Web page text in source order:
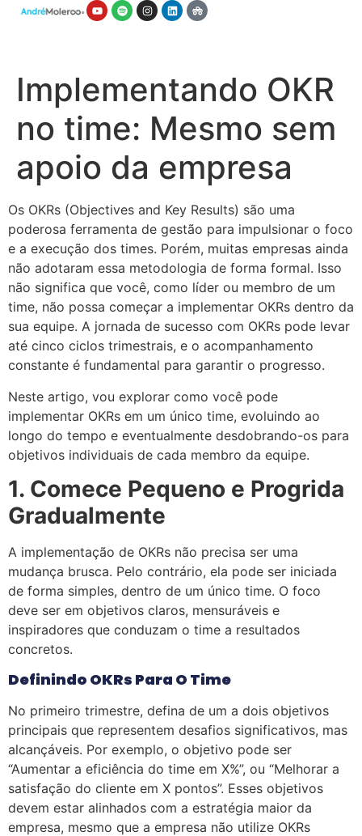
Implementando OKR
no time: Mesmo sem
apoio da empresa
Os OKRs (Objectives and Key Results) são uma
poderosa ferramenta de gestão para impulsionar o foco
e a execução dos times. Porém, muitas empresas ainda
não adotaram essa metodologia de forma formal. Isso
não significa que você, como líder ou membro de um
time, não possa começar a implementar OKRs dentro da
sua equipe. A jornada de sucesso com OKRs pode levar
até cinco ciclos trimestrais, e o acompanhamento
constante é fundamental para garantir o progresso.
Neste artigo, vou explorar como você pode
implementar OKRs em um único time, evoluindo ao
longo do tempo e eventualmente desdobrando-os para
objetivos individuais de cada membro da equipe.
1. Comece Pequeno e Progrida
Gradualmente
A implementação de OKRs não precisa ser uma
mudança brusca. Pelo contrário, ela pode ser iniciada
de forma simples, dentro de um único time. O foco
deve ser em objetivos claros, mensuráveis e
inspiradores que conduzam o time a resultados
concretos.
Definindo OKRs Para O Time
No primeiro trimestre, defina de um a dois objetivos
principais que representem desafios significativos, mas
alcançáveis. Por exemplo, o objetivo pode ser
“Aumentar a eficiência do time em X%”, ou “Melhorar a
satisfação do cliente em X pontos”. Esses objetivos
devem estar alinhados com a estratégia maior da
empresa, mesmo que a empresa não utilize OKRs